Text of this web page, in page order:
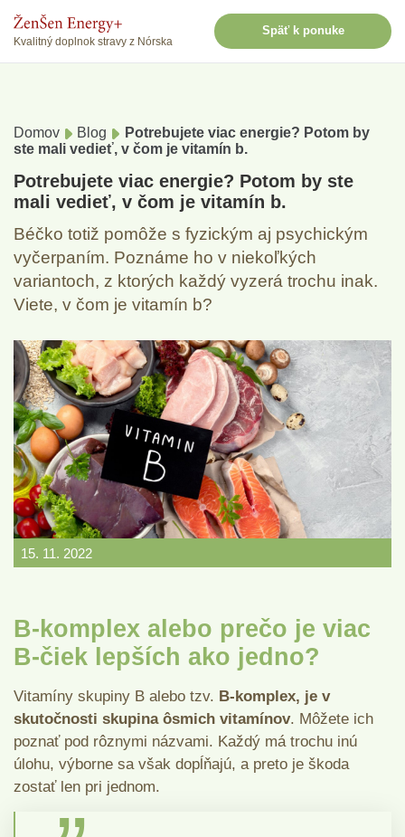
Kvalitný doplnok stravy z Nórska
Späť k ponuke
Domov Blog
Potrebujete viac energie? Potom by
ste mali vedieť, v čom je vitamín b.
Potrebujete viac energie? Potom by ste
mali vedieť, v čom je vitamín b.
Béčko totiž pomôže s fyzickým aj psychickým
vyčerpaním. Poznáme ho v niekoľkých
variantoch, z ktorých každý vyzerá trochu inak.
Viete, v čom je vitamín b?
15. 11. 2022
B-komplex alebo prečo je viac
B-čiek lepších ako jedno?
Vitamíny skupiny B alebo tzv. B-komplex, je v
skutočnosti skupina ôsmich vitamínov. Môžete ich
poznať pod rôznymi názvami. Každý má trochu inú
úlohu, výborne sa však dopĺňajú, a preto je škoda
zostať len pri jednom.